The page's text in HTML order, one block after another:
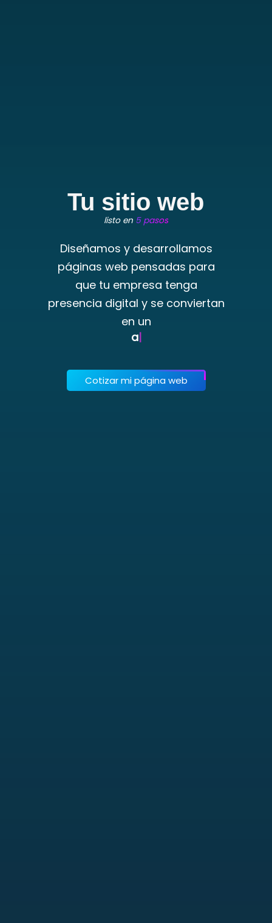
Tu sitio web
listo en 5 pasos
Diseñamos y desarrollamos
páginas web pensadas para
que tu empresa tenga
presencia digital y se conviertan
en un
activo de tu n
Cotizar mi página web